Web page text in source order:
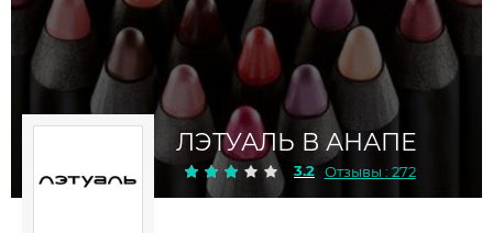
ЛЭТУАЛЬ В АНАПЕ
3.2 Отзывы : 272